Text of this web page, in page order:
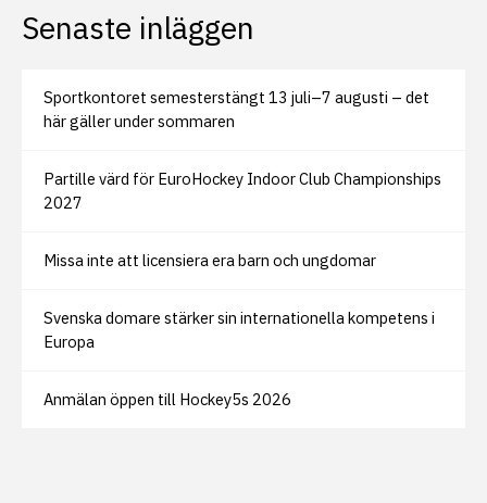
Senaste inläggen
Sportkontoret semesterstängt 13 juli–7 augusti – det
här gäller under sommaren
Partille värd för EuroHockey Indoor Club Championships
2027
Missa inte att licensiera era barn och ungdomar
Svenska domare stärker sin internationella kompetens i
Europa
Anmälan öppen till Hockey5s 2026